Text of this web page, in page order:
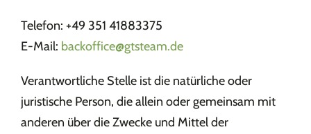
Telefon: +49 351 41883375
E-Mail: backoffice@gtsteam.de
Verantwortliche Stelle ist die natürliche oder
juristische Person, die allein oder gemeinsam mit
anderen über die Zwecke und Mittel der